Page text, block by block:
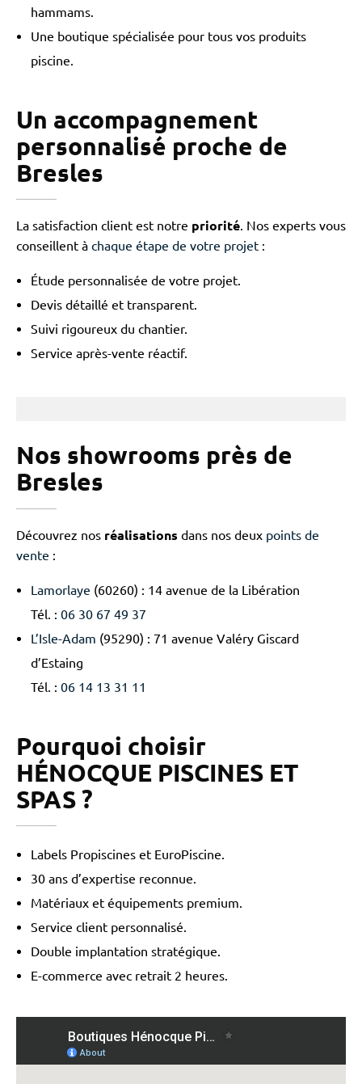
hammams.
Une boutique spécialisée pour tous vos produits
piscine.
Un accompagnement
personnalisé proche de
Bresles
La satisfaction client est notre priorité. Nos experts vous
conseillent à chaque étape de votre projet :
Étude personnalisée de votre projet.
Devis détaillé et transparent.
Suivi rigoureux du chantier.
Service après-vente réactif.
Nos showrooms près de
Bresles
Découvrez nos réalisations dans nos deux points de
vente :
Lamorlaye (60260) : 14 avenue de la Libération
Tél. : 06 30 67 49 37
L’Isle-Adam (95290) : 71 avenue Valéry Giscard
d’Estaing
Tél. : 06 14 13 31 11
Pourquoi choisir
HÉNOCQUE PISCINES ET
SPAS ?
Labels Propiscines et EuroPiscine.
30 ans d’expertise reconnue.
Matériaux et équipements premium.
Service client personnalisé.
Double implantation stratégique.
E-commerce avec retrait 2 heures.